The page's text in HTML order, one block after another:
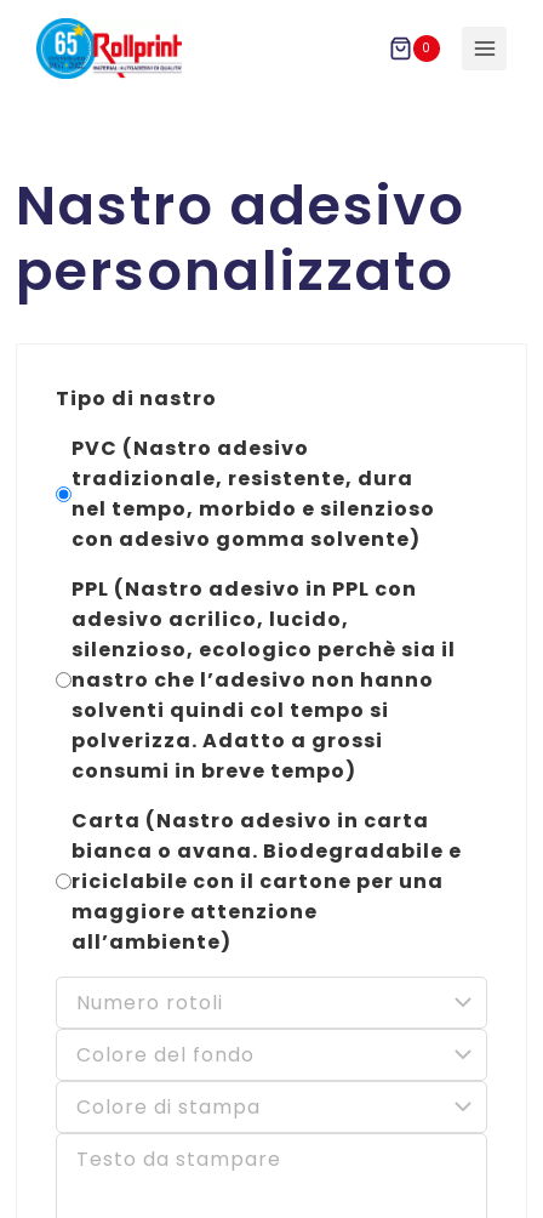
Salta
contenuto
0
Nastro adesivo
personalizzato
Tipo di nastro
PVC (Nastro adesivo
tradizionale, resistente, dura
nel tempo, morbido e silenzioso
con adesivo gomma solvente)
PPL (Nastro adesivo in PPL con
adesivo acrilico, lucido,
silenzioso, ecologico perchè sia il
nastro che l’adesivo non hanno
solventi quindi col tempo si
polverizza. Adatto a grossi
consumi in breve tempo)
Carta (Nastro adesivo in carta
bianca o avana. Biodegradabile e
riciclabile con il cartone per una
maggiore attenzione
all’ambiente)